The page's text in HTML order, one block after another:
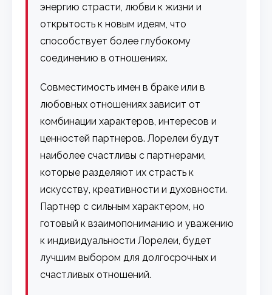
энергию страсти, любви к жизни и
открытость к новым идеям, что
способствует более глубокому
соединению в отношениях.
Совместимость имен в браке или в
любовных отношениях зависит от
комбинации характеров, интересов и
ценностей партнеров. Лорелеи будут
наиболее счастливы с партнерами,
которые разделяют их страсть к
искусству, креативности и духовности.
Партнер с сильным характером, но
готовый к взаимопониманию и уважению
к индивидуальности Лорелеи, будет
лучшим выбором для долгосрочных и
счастливых отношений.